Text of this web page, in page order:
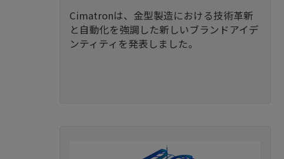
Cimatronは、金型製造における技術革新
と自動化を強調した新しいブランドアイデ
ンティティを発表しました。